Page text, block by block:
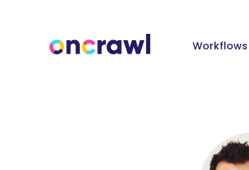
Workflows